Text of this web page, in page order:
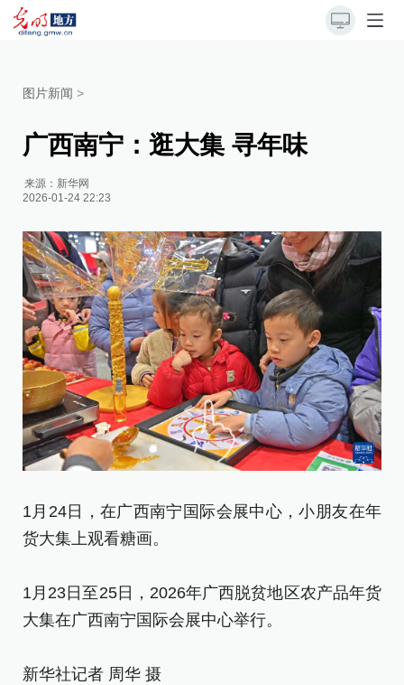
图片新闻 >
广西南宁：逛大集 寻年味
来源： 新华网
2026-01-24 22:23
1月24日，在广西南宁国际会展中心，小朋友在年
货大集上观看糖画。
1月23日至25日，2026年广西脱贫地区农产品年货
大集在广西南宁国际会展中心举行。
新华社记者 周华 摄